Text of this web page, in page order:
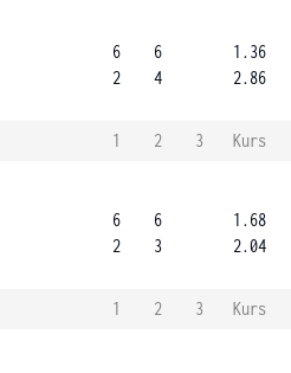
6
2
6
4
1.36
2.86
1 2 3
Kurs
6
2
6
3
1.68
2.04
1 2 3
Kurs